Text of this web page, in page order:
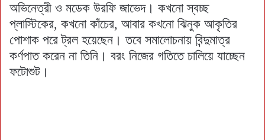
অভিনেত্রী ও মডেক উরফি জাভেদ। কখনো স্বচ্ছ
প্লাস্টিকের, কখনো কাঁচের, আবার কখনো ঝিনুক আকৃতির
পোশাক পরে ট্রল হয়েছেন। তবে সমালোচনায় বিন্দুমাত্র
কর্ণপাত করেন না তিনি। বরং নিজের গতিতে চালিয়ে যাচ্ছেন
ফটোশুট।